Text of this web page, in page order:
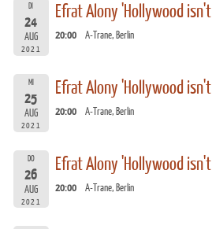
DI
24
AUG
2021
Efrat Alony 'Hollywood
20:00 A-Trane, Berlin
MI
25
AUG
2021
Efrat Alony 'Hollywood
20:00 A-Trane, Berlin
DO
26
AUG
2021
Efrat Alony 'Hollywood
20:00 A-Trane, Berlin